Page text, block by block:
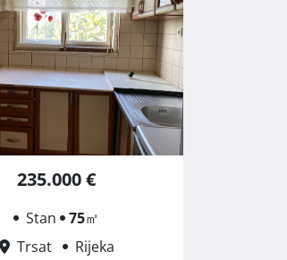
235.000 €
Stan 75㎡
Trsat
Rijeka